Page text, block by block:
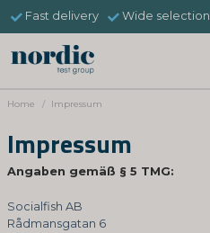
Fast delivery Wide selection
Home Impressum
Impressum
Angaben gemäß § 5 TMG:
Socialfish AB
Rådmansgatan 6